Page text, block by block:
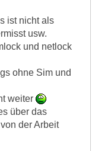
ist nicht als
usw.
und netlock
ohne Sim und
weiter
über das
der Arbeit